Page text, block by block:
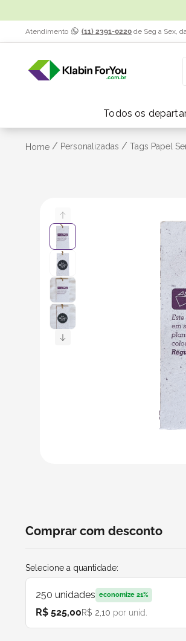
Atendimento (11) 2391-0220 de Seg a Sex,
Todos os
Home / Personalizadas / Tags Papel
Comprar com desconto
Selecione a quantidade:
250 unidades economize 21%
R$ 525,00R$ 2,10 por unid.
TERMOS MAIS
1º caixa
transporte
caixas
bebida
saco
bebidas
papel